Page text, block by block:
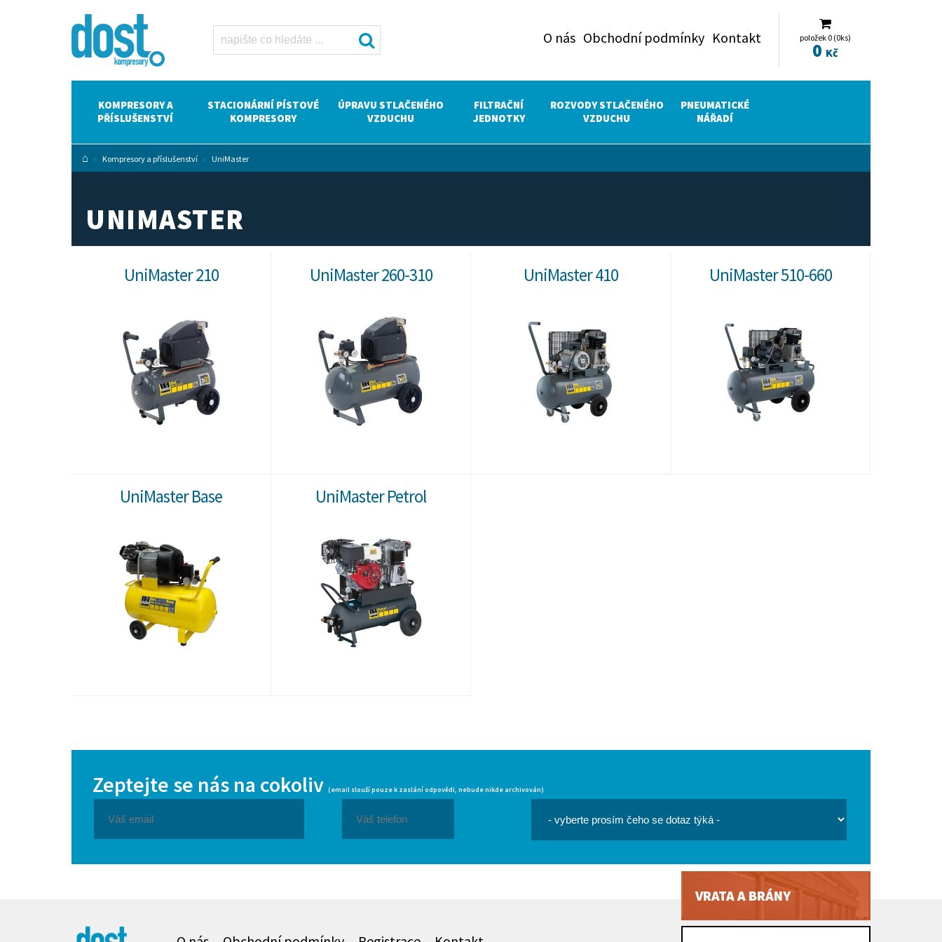
UniMaster
Dost -
kompresory
Atlas Copco
položek 0 (0ks)
0 Kč
O nás Obchodní podmínky Kontakt
KOMPRESORY A
PŘÍSLUŠENSTVÍ
STACIONÁRNÍ PÍSTOVÉ
KOMPRESORY
ÚPRAVU STLAČENÉHO
VZDUCHU
FILTRAČNÍ
JEDNOTKY
ROZVODY STLAČENÉHO
VZDUCHU
PNEUMATICKÉ
NÁŘADÍ
⌂ » Kompresory a příslušenství » UniMaster
UNIMASTER
UniMaster 210 UniMaster 260-310 UniMaster 410 UniMaster 510-660
UniMaster Base UniMaster Petrol
Zeptejte se nás na cokoliv (email slouží pouze k zaslání odpovědi, nebude nikde archivován)
VRATA A BRÁNY